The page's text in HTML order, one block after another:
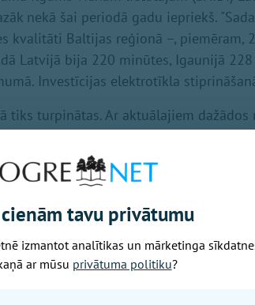
nekā šai periodā gadu iepriekš.
kvalitāti Baltijas reģionā –, piemēram,
Latvijā bija 220 minūtes, Igaunijā
Investīcijas elektrotīkla
tiks turpinātas. Ar aktuālajiem dažādos
iepazīties "Sadales tīkla"
rekonstrukcijas darbu kartē
tavu privātumu
izmantot analītikas un mārketinga
ar mūsu privātuma politiku?